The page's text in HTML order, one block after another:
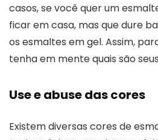
casos, se você quer um
ficar em casa, mas que dure
os esmaltes em gel. Assim,
tenha em mente quais são
Use e abuse das cores
Existem diversas cores de